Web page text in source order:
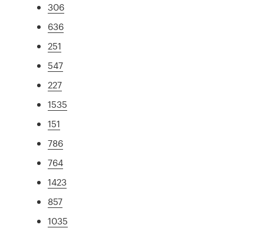
306
636
251
547
227
1535
151
786
764
1423
857
1035